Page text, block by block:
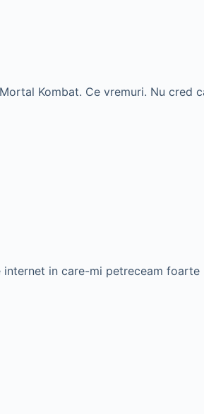
Kombat. Ce vremuri. Nu
in care-mi petreceam